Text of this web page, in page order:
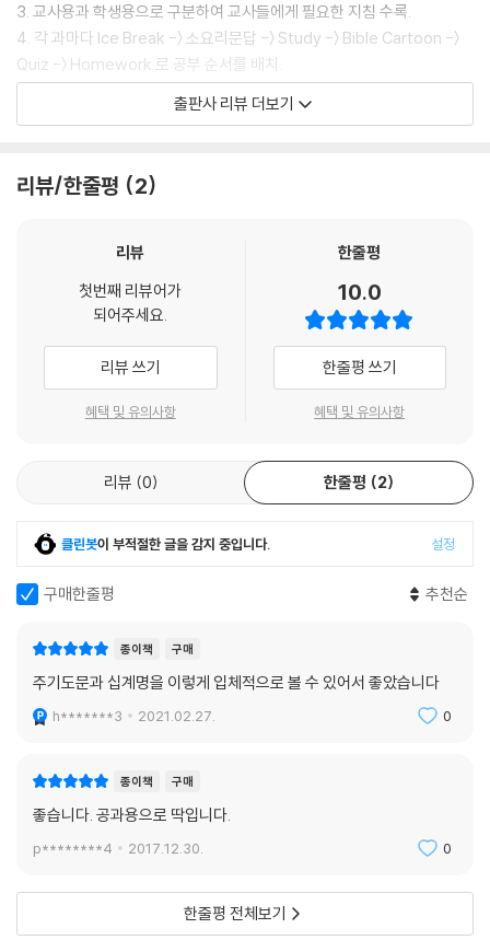
3. 교사용과 학생용으로 구분하여 교사들에게 필요한 지침 수록.
4. 각 과마다 Ice Break -〉 소요리문답 -〉 Study -〉 Bible Cartoon -〉
Quiz -〉 Homework 로 공부 순서를 배치.
5. 아이들에게 친근하고 재미있는 컬러 일러스트
입니다.
출판사 리뷰 더보기
리뷰/한줄평 2
리뷰
첫번째 리뷰어가
되어주세요.
리뷰 쓰기
혜택 및 유의사항
한줄평
10.0
한줄평 쓰기
혜택 및 유의사항
리뷰 0 한줄평 2
클린봇이 부적절한 글을 감지 중입니다. 설정
구매한줄평 추천순
종이책 구매
주기도문과 십계명을 이렇게 입체적으로 볼 수 있어서 좋았습니다
h*******3 2021.02.27. 0
종이책 구매
좋습니다. 공과용으로 딱입니다.
p********4 2017.12.30. 0
한줄평 전체보기